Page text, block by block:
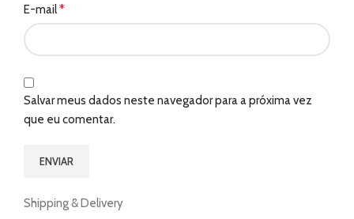
E-mail*
Salvar meus dados neste navegador para a próxima vez
que eu comentar.
Shipping & Delivery